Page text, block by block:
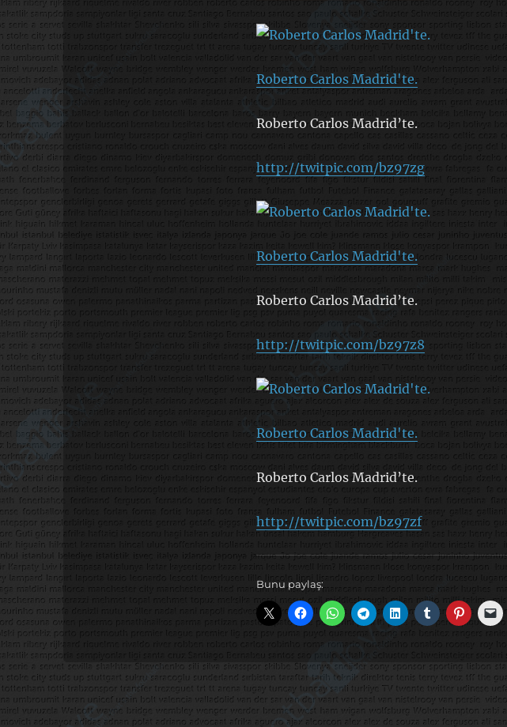
Roberto Carlos Madrid'te.
Roberto Carlos Madrid’te.
http://twitpic.com/bz97zg
Roberto Carlos Madrid'te.
Roberto Carlos Madrid’te.
http://twitpic.com/bz97z8
Roberto Carlos Madrid'te.
Roberto Carlos Madrid’te.
http://twitpic.com/bz97zf
Bunu paylaş: